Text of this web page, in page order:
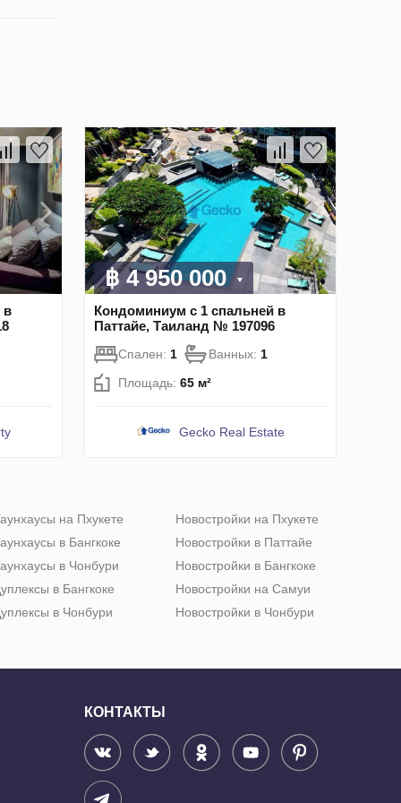
в
฿ 4 950 000
Кондоминиум с 1 спальней в
Паттайе, Таиланд № 197096
Спален: 1 Ванных: 1
Площадь: 65 м²
Gecko Real Estate
на Пхукете
в Бангкоке
в Чонбури
в Бангкоке
в Чонбури
Новостройки на Пхукете
Новостройки в Паттайе
Новостройки в Бангкоке
Новостройки на Самуи
Новостройки в Чонбури
КОНТАКТЫ